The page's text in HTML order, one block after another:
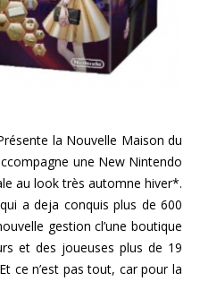
la Nouvelle Maison du
une New Nintendo
au look très automne hiver*.
a deja conquis plus de 600
gestion cl’une boutique
et des joueuses plus de 19
ce n’est pas tout, car pour la